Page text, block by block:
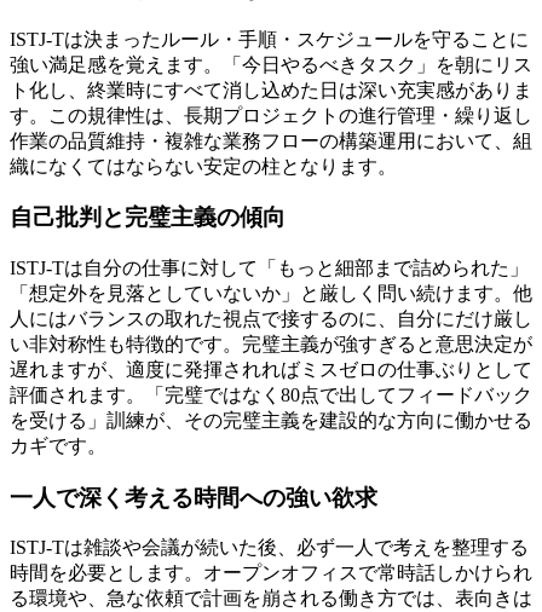
ISTJ-Tは決まったルール・手順・スケジュールを守ることに
強い満足感を覚えます。「今日やるべきタスク」を朝にリス
ト化し、終業時にすべて消し込めた日は深い充実感がありま
す。この規律性は、長期プロジェクトの進行管理・繰り返し
作業の品質維持・複雑な業務フローの構築運用において、組
織になくてはならない安定の柱となります。
自己批判と完璧主義の傾向
ISTJ-Tは自分の仕事に対して「もっと細部まで詰められた」
「想定外を見落としていないか」と厳しく問い続けます。他
人にはバランスの取れた視点で接するのに、自分にだけ厳し
い非対称性も特徴的です。完璧主義が強すぎると意思決定が
遅れますが、適度に発揮されればミスゼロの仕事ぶりとして
評価されます。「完璧ではなく80点で出してフィードバック
を受ける」訓練が、その完璧主義を建設的な方向に働かせる
カギです。
一人で深く考える時間への強い欲求
ISTJ-Tは雑談や会議が続いた後、必ず一人で考えを整理する
時間を必要とします。オープンオフィスで常時話しかけられ
る環境や、急な依頼で計画を崩される働き方では、表向きは